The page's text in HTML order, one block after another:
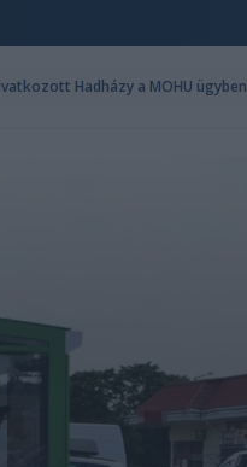
Hadházy a MOHU ügyben